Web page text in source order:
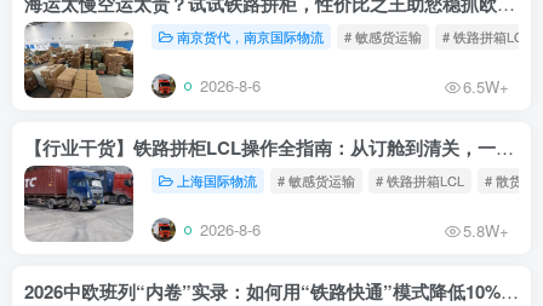
南京货代，南京国际物流 # 敏感货运输 # 铁路拼箱LCL
2026-8-6 6.5W+
【行业干货】铁路拼柜LCL操作全指南：从订舱到清关，一文读懂
上海国际物流 # 敏感货运输 # 铁路拼箱LCL # 散货铁
2026-8-6 5.8W+
2026中欧班列“内卷”实录：如何用“铁路快通”模式降低10%物流成本？